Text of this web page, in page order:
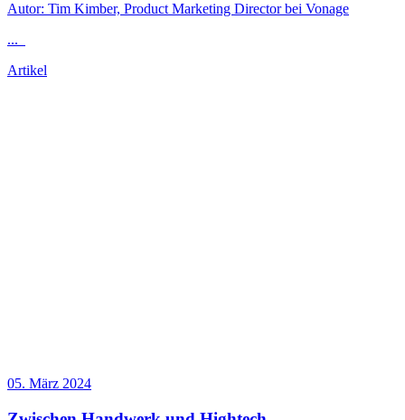
Autor: Tim Kimber, Product Marketing Director bei Vonage
...
Artikel
05. März 2024